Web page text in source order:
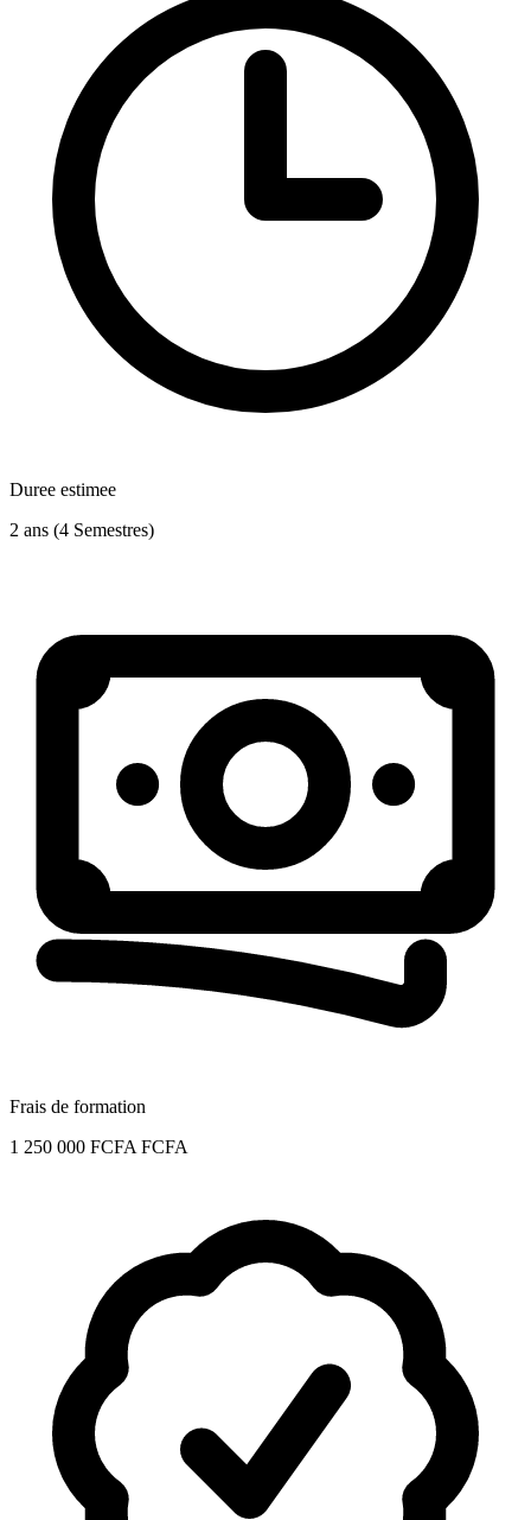
Duree estimee
2 ans (4 Semestres)
Frais de formation
1 250 000 FCFA FCFA